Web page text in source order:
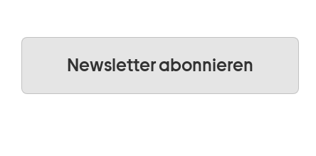
Newsletter abonnieren